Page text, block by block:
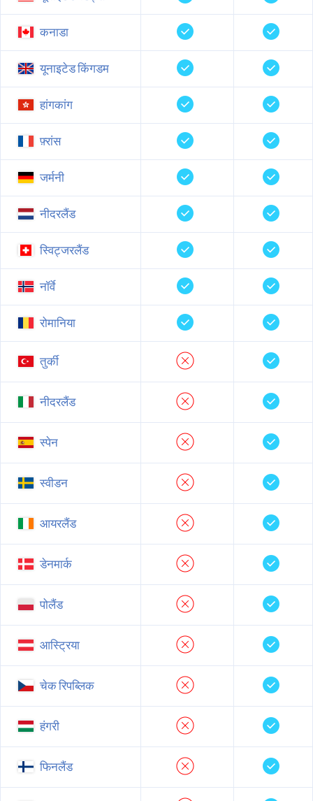
कनाडा
यूनाइटेड किंगडम
हांगकांग
फ़्रांस
जर्मनी
नीदरलैंड
स्विट्जरलैंड
नॉर्वे
रोमानिया
तुर्की
नीदरलैंड
स्पेन
स्वीडन
आयरलैंड
डेनमार्क
पोलैंड
आस्ट्रिया
चेक रिपब्लिक
हंगरी
फिनलैंड